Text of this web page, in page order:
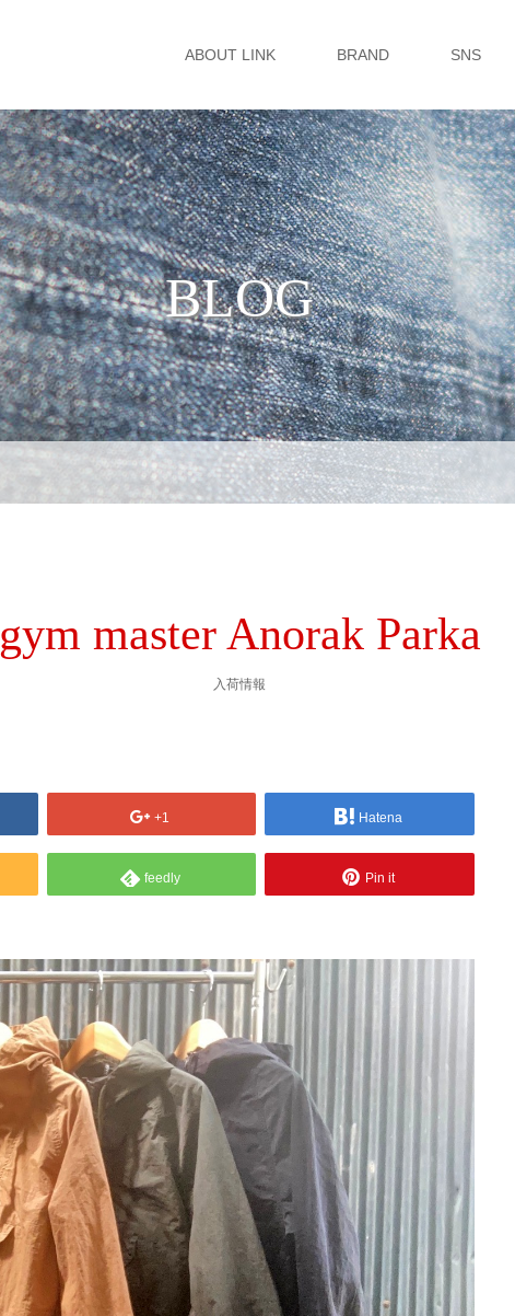
ABOUT LINK BRAND SNS
BLOG
gym master Anorak Parka
入荷情報
+1 Hatena
feedly Pin it